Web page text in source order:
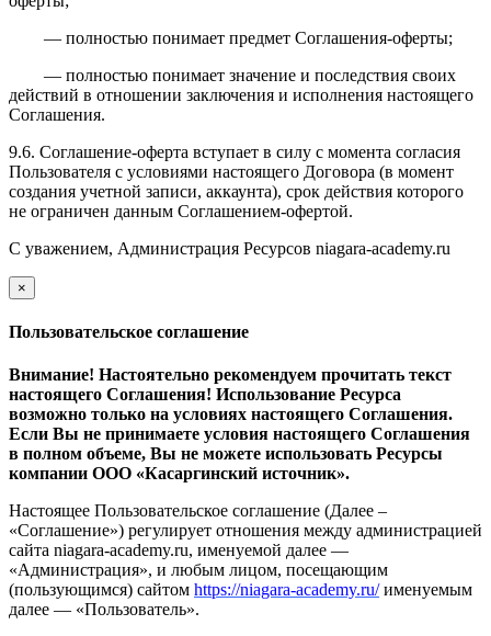
— полностью понимает предмет Соглашения-оферты;
— полностью понимает значение и последствия своих
действий в отношении заключения и исполнения настоящего
Соглашения.
9.6. Соглашение-оферта вступает в силу с момента согласия
Пользователя с условиями настоящего Договора (в момент
создания учетной записи, аккаунта), срок действия которого
не ограничен данным Соглашением-офертой.
С уважением, Администрация Ресурсов niagara-academy.ru
×
закрыть
Пользовательское соглашение
Внимание! Настоятельно рекомендуем прочитать текст
настоящего Соглашения! Использование Ресурса
возможно только на условиях настоящего Соглашения.
Если Вы не принимаете условия настоящего Соглашения
в полном объеме, Вы не можете использовать Ресурсы
компании ООО «Касаргинский источник».
Настоящее Пользовательское соглашение (Далее –
«Соглашение») регулирует отношения между администрацией
сайта niagara-academy.ru, именуемой далее —
«Администрация», и любым лицом, посещающим
(пользующимся) сайтом https://niagara-academy.ru/именуемым
далее — «Пользователь».